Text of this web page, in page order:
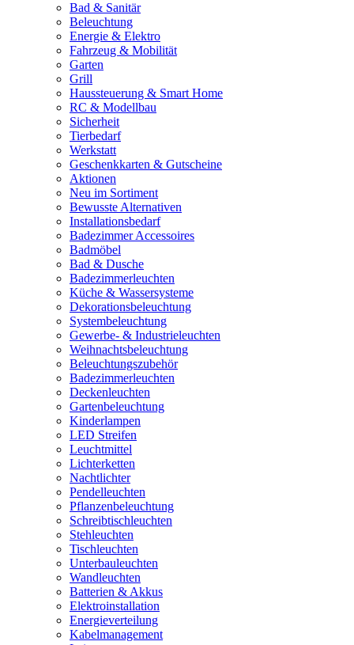
Bad & Sanitär
Beleuchtung
Energie & Elektro
Fahrzeug & Mobilität
Garten
Grill
Haussteuerung & Smart Home
RC & Modellbau
Sicherheit
Tierbedarf
Werkstatt
Geschenkkarten & Gutscheine
Aktionen
Neu im Sortiment
Bewusste Alternativen
Installationsbedarf
Badezimmer Accessoires
Badmöbel
Bad & Dusche
Badezimmerleuchten
Küche & Wassersysteme
Dekorationsbeleuchtung
Systembeleuchtung
Gewerbe- & Industrieleuchten
Weihnachtsbeleuchtung
Beleuchtungszubehör
Badezimmerleuchten
Deckenleuchten
Gartenbeleuchtung
Kinderlampen
LED Streifen
Leuchtmittel
Lichterketten
Nachtlichter
Pendelleuchten
Pflanzenbeleuchtung
Schreibtischleuchten
Stehleuchten
Tischleuchten
Unterbauleuchten
Wandleuchten
Batterien & Akkus
Elektroinstallation
Energieverteilung
Kabelmanagement